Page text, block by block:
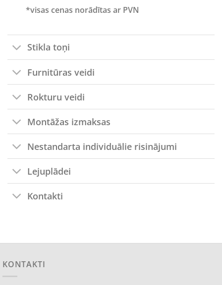
*visas cenas norādītas ar PVN
Stikla toņi
Furnitūras veidi
Rokturu veidi
Montāžas izmaksas
Nestandarta individuālie risinājumi
Lejuplādei
Kontakti
KONTAKTI